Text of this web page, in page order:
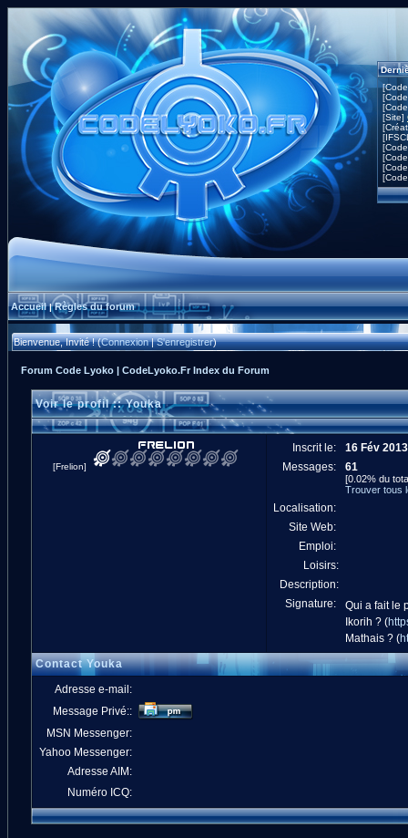
[Site]
Accueil|Règles du forum
Bienvenue, Invité ! (Connexion|S'enregistrer)
Forum Code Lyoko | CodeLyoko.Fr Index du Forum
Voir le profil :: Youka
[Frelion]
Inscrit le:
16 Fév 2013
Messages:
61
[0.02% du
Trouver tous
Localisation:
Site Web:
Emploi:
Loisirs:
Description:
Signature:
Qui a fait le
Ikorih ? (
Mathais ? (
Contact Youka
Adresse e-mail:
Message Privé::
MSN Messenger:
Yahoo Messenger:
Adresse AIM:
Numéro ICQ: